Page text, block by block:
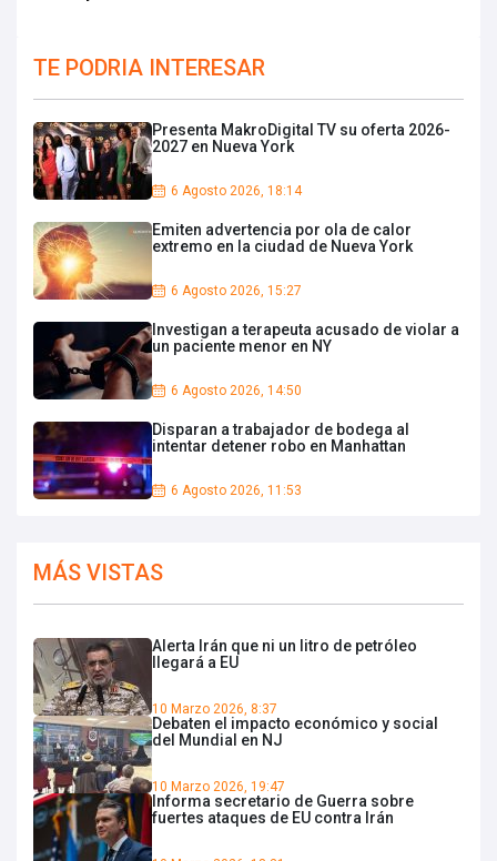
TE PODRIA INTERESAR
Presenta MakroDigital TV su oferta 2026-
2027 en Nueva York
6 Agosto 2026, 18:14
Emiten advertencia por ola de calor
extremo en la ciudad de Nueva York
6 Agosto 2026, 15:27
Investigan a terapeuta acusado de violar a
un paciente menor en NY
6 Agosto 2026, 14:50
Disparan a trabajador de bodega al
intentar detener robo en Manhattan
6 Agosto 2026, 11:53
MÁS VISTAS
Alerta Irán que ni un litro de petróleo
llegará a EU
10 Marzo 2026, 8:37
Debaten el impacto económico y social
del Mundial en NJ
10 Marzo 2026, 19:47
Informa secretario de Guerra sobre
fuertes ataques de EU contra Irán